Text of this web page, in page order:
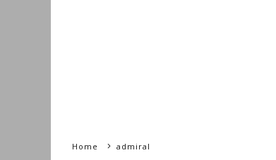
Home admiral